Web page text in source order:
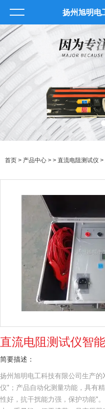
扬州旭明电
首页 > 产品中心 > > 直流电阻测试仪 >
直流电阻测试仪智
简要描述：
扬州旭明电工科技有限公司生产
仪*；产品自动化测量功能，具有
性好，抗干扰能力强，保护功能*